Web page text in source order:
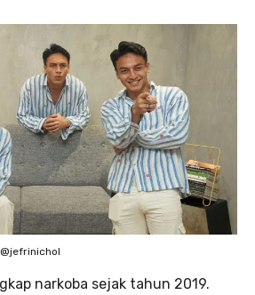
narkoba sejak tahun 2019.